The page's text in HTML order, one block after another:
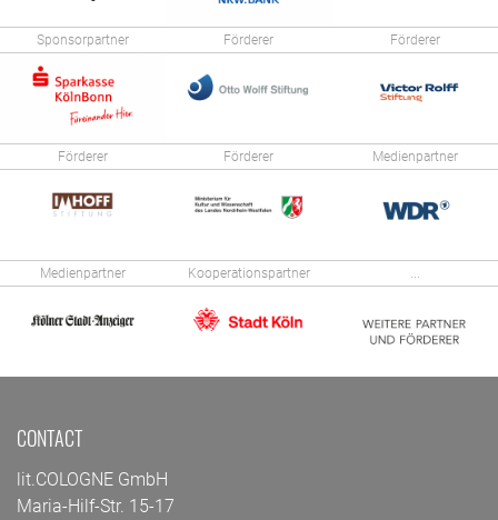
Sponsorpartner Förderer Förderer
Förderer Förderer Medienpartner
Medienpartner Kooperationspartner ...
CONTACT
lit.COLOGNE GmbH
Maria-Hilf-Str. 15-17